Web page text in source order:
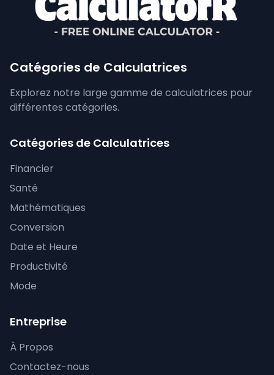
Catégories de Calculatrices
Explorez notre large gamme de calculatrices pour
différentes catégories.
Catégories de Calculatrices
Financier
Santé
Mathématiques
Conversion
Date et Heure
Productivité
Mode
Entreprise
À Propos
Contactez-nous